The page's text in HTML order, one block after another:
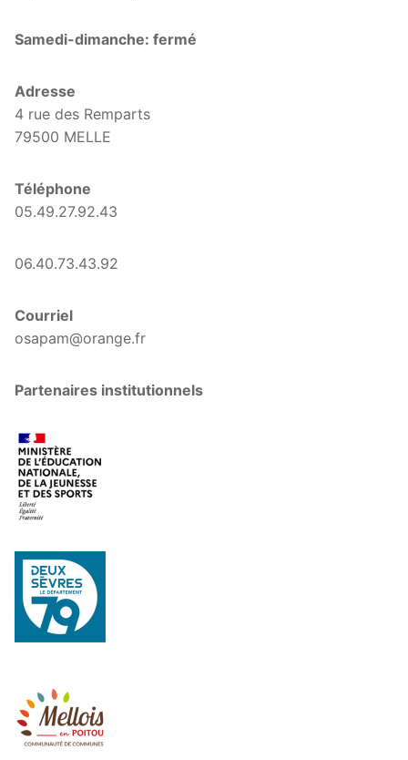
Samedi-dimanche: fermé
Adresse
4 rue des Remparts
79500 MELLE
Téléphone
05.49.27.92.43
06.40.73.43.92
Courriel
osapam@orange.fr
Partenaires institutionnels